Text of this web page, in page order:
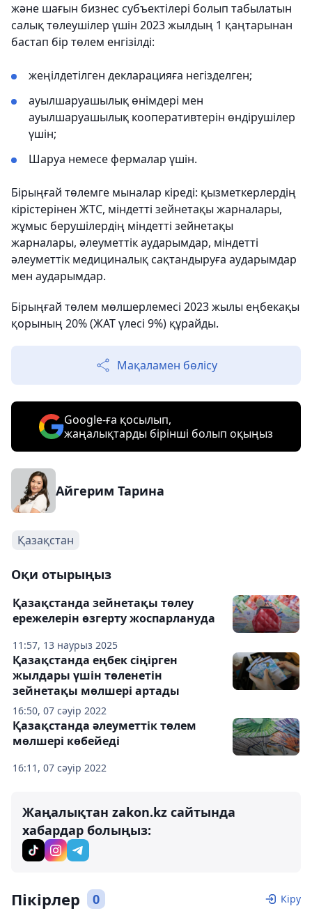
және шағын бизнес субъектілері болып табылатын
салық төлеушілер үшін 2023 жылдың 1 қаңтарынан
бастап бір төлем енгізілді:
жеңілдетілген декларацияға негізделген;
ауылшаруашылық өнімдері мен
ауылшаруашылық кооперативтерін өндірушілер
үшін;
Шаруа немесе фермалар үшін.
Бірыңғай төлемге мыналар кіреді: қызметкерлердің
кірістерінен ЖТС, міндетті зейнетақы жарналары,
жұмыс берушілердің міндетті зейнетақы
жарналары, әлеуметтік аударымдар, міндетті
әлеуметтік медициналық сақтандыруға аударымдар
мен аударымдар.
Бірыңғай төлем мөлшерлемесі 2023 жылы еңбекақы
қорының 20% (ЖАТ үлесі 9%) құрайды.
Мақаламен бөлісу
Google-ға қосылып,
жаңалықтарды бірінші болып оқыңыз
Айгерим Тарина
Қазақстан
Оқи отырыңыз
11:57, 13 наурыз 2025
Қазақстанда зейнетақы төлеу
ережелерін өзгерту жоспарлануда
16:50, 07 сәуір 2022
Қазақстанда еңбек сіңірген
жылдары үшін төленетін
зейнетақы мөлшері артады
16:11, 07 сәуір 2022
Қазақстанда әлеуметтік төлем
мөлшері көбейеді
Жаңалықтан zakon.kz сайтында
хабардар болыңыз:
Пікірлер 0 Кіру